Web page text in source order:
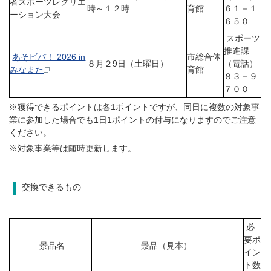
ーション大会
時～１２時
育館
６１－１
６５０
あそビバ！ 2026 in
みなまた
８月２9日（土曜日）
市総合体
育館
スポーツ
推進課
（電話）
８３－９
７００
※獲得できるポイントは各1ポイントですが、同日に複数の対象事
業に参加した場合でも1日1ポイントの付与になりますのでご注意
ください。
※対象事業等は随時更新します。
交換できるもの
景品名 景品（見本）
必
要ポ
イン
ト数